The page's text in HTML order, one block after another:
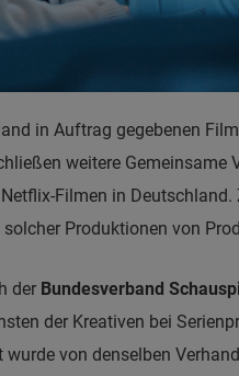
in Auftrag gegebenen
weitere
Filmen in
Produktionen von
der Bundesverband
der Kreativen bei
von denselben